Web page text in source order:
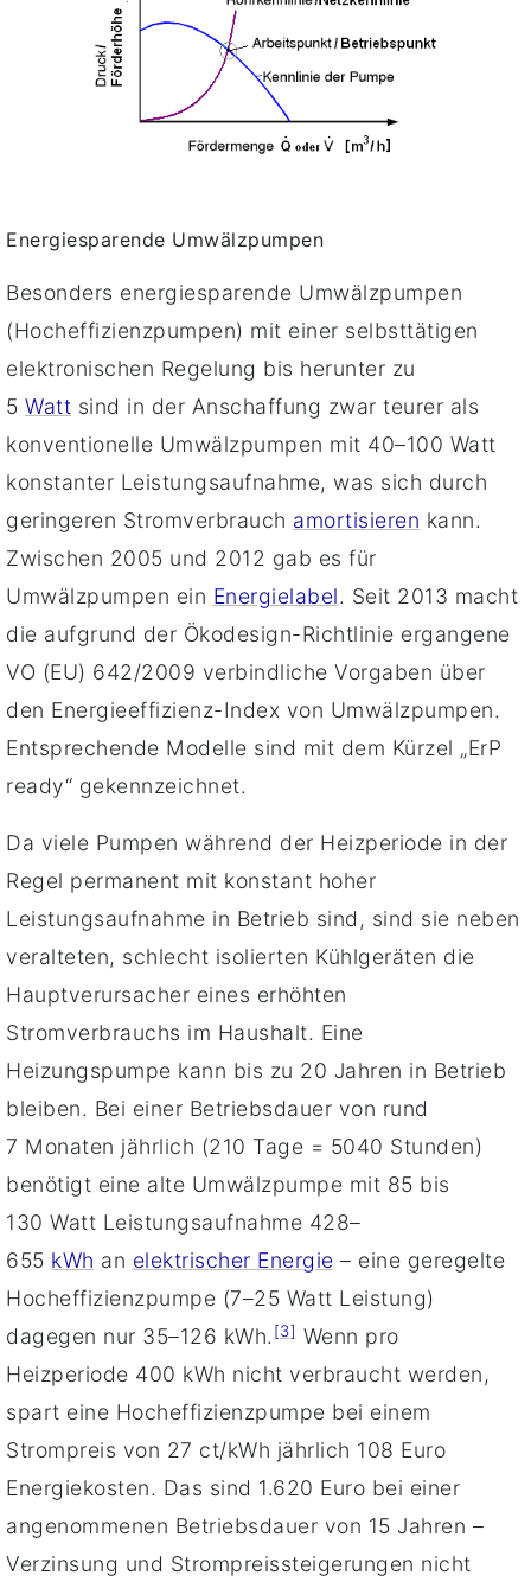
Energiesparende Umwälzpumpen
Besonders energiesparende Umwälzpumpen
(Hocheffizienzpumpen) mit einer selbsttätigen
elektronischen Regelung bis herunter zu
5 Watt sind in der Anschaffung zwar teurer als
konventionelle Umwälzpumpen mit 40–100 Watt
konstanter Leistungsaufnahme, was sich durch
geringeren Stromverbrauch amortisieren kann.
Zwischen 2005 und 2012 gab es für
Umwälzpumpen ein Energielabel. Seit 2013 macht
die aufgrund der Ökodesign-Richtlinie ergangene
VO (EU) 642/2009 verbindliche Vorgaben über
den Energieeffizienz-Index von Umwälzpumpen.
Entsprechende Modelle sind mit dem Kürzel „ErP
ready“ gekennzeichnet.
Da viele Pumpen während der Heizperiode in der
Regel permanent mit konstant hoher
Leistungsaufnahme in Betrieb sind, sind sie neben
veralteten, schlecht isolierten Kühlgeräten die
Hauptverursacher eines erhöhten
Stromverbrauchs im Haushalt. Eine
Heizungspumpe kann bis zu 20 Jahren in Betrieb
bleiben. Bei einer Betriebsdauer von rund
7 Monaten jährlich (210 Tage = 5040 Stunden)
benötigt eine alte Umwälzpumpe mit 85 bis
130 Watt Leistungsaufnahme 428–
655 kWh an elektrischer Energie – eine geregelte
Hocheffizienzpumpe (7–25 Watt Leistung)
dagegen nur 35–126 kWh.[3] Wenn pro
Heizperiode 400 kWh nicht verbraucht werden,
spart eine Hocheffizienzpumpe bei einem
Strompreis von 27 ct/kWh jährlich 108 Euro
Energiekosten. Das sind 1.620 Euro bei einer
angenommenen Betriebsdauer von 15 Jahren –
Verzinsung und Strompreissteigerungen nicht